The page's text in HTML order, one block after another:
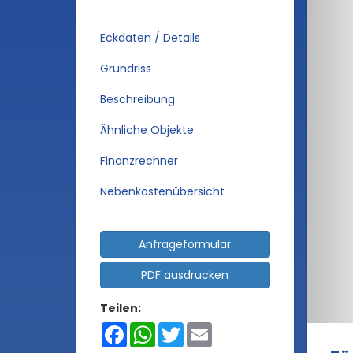
Eckdaten / Details
Grundriss
Beschreibung
Ähnliche Objekte
Finanzrechner
Nebenkostenübersicht
Anfrageformular
PDF ausdrucken
Teilen:
FacebookWhatsApp
Twitter